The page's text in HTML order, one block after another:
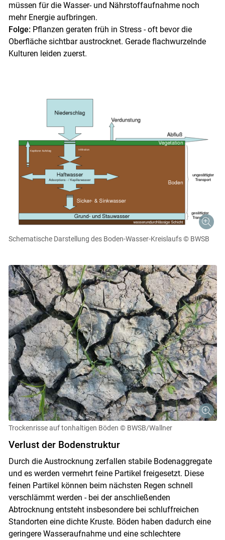
müssen für die Wasser- und Nährstoffaufnahme noch
mehr Energie aufbringen.
Folge:Pflanzen geraten früh in Stress - oft bevor die
Oberfläche sichtbar austrocknet. Gerade flachwurzelnde
Kulturen leiden zuerst.
Schematische Darstellung des Boden-Wasser-Kreislaufs © BWSB
Trockenrisse auf tonhaltigen Böden © BWSB/Wallner
Verlust der Bodenstruktur
Durch die Austrocknung zerfallen stabile Bodenaggregate
und es werden vermehrt feine Partikel freigesetzt. Diese
feinen Partikel können beim nächsten Regen schnell
verschlämmt werden - bei der anschließenden
Abtrocknung entsteht insbesondere bei schluffreichen
Standorten eine dichte Kruste. Böden haben dadurch eine
geringere Wasseraufnahme und eine schlechtere